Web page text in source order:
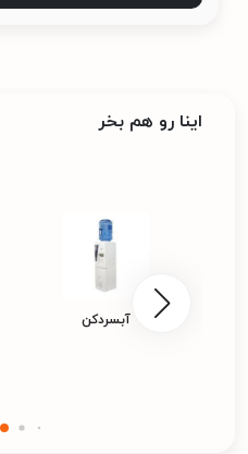
اینا رو هم بخر
آبسردکن